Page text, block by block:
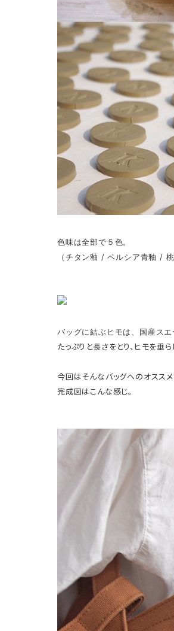
色味は全部で５色。
（チタン釉 / ペルシア青釉 /
バッグに結ぶヒモは、国産スエ
たっぷりと長さをとり、ヒモを垂
今回はそんなバッグへのオスス
完成図はこんな感じ。